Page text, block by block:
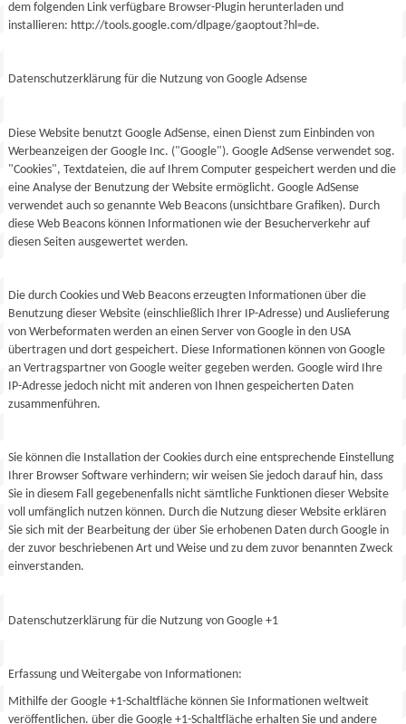
dem folgenden Link verfügbare Browser-Plugin herunterladen und
installieren: http://tools.google.com/dlpage/gaoptout?hl=de.
Datenschutzerklärung für die Nutzung von Google Adsense
Diese Website benutzt Google AdSense, einen Dienst zum Einbinden von
Werbeanzeigen der Google Inc. ("Google"). Google AdSense verwendet sog.
"Cookies", Textdateien, die auf Ihrem Computer gespeichert werden und die
eine Analyse der Benutzung der Website ermöglicht. Google AdSense
verwendet auch so genannte Web Beacons (unsichtbare Grafiken). Durch
diese Web Beacons können Informationen wie der Besucherverkehr auf
diesen Seiten ausgewertet werden.
Die durch Cookies und Web Beacons erzeugten Informationen über die
Benutzung dieser Website (einschließlich Ihrer IP-Adresse) und Auslieferung
von Werbeformaten werden an einen Server von Google in den USA
übertragen und dort gespeichert. Diese Informationen können von Google
an Vertragspartner von Google weiter gegeben werden. Google wird Ihre
IP-Adresse jedoch nicht mit anderen von Ihnen gespeicherten Daten
zusammenführen.
Sie können die Installation der Cookies durch eine entsprechende Einstellung
Ihrer Browser Software verhindern; wir weisen Sie jedoch darauf hin, dass
Sie in diesem Fall gegebenenfalls nicht sämtliche Funktionen dieser Website
voll umfänglich nutzen können. Durch die Nutzung dieser Website erklären
Sie sich mit der Bearbeitung der über Sie erhobenen Daten durch Google in
der zuvor beschriebenen Art und Weise und zu dem zuvor benannten Zweck
einverstanden.
Datenschutzerklärung für die Nutzung von Google +1
Erfassung und Weitergabe von Informationen:
Mithilfe der Google +1-Schaltfläche können Sie Informationen weltweit
veröffentlichen. über die Google +1-Schaltfläche erhalten Sie und andere